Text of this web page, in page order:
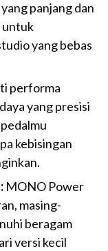
panjang dan
untuk
yang bebas
performa
yang presisi
kebisingan
MONO Power
masing-
beragam
versi kecil